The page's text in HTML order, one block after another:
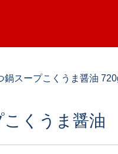
鍋スープこくうま醤油
くうま醤油